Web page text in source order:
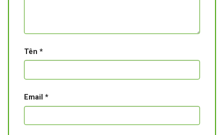
Tên *
Email *